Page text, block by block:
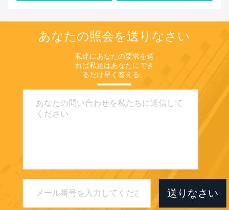
あなたの照会を送りなさい
私達にあなたの要求を送
れば私達はあなたにでき
るだけ早く答える。
送りなさい